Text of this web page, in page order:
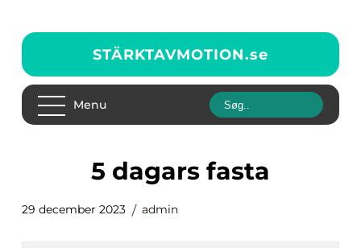
STÄRKTAVMOTION.se
Menu
5 dagars fasta
29 december 2023 admin